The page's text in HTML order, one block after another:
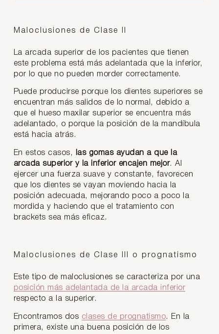
Maloclusiones de Clase II
La arcada superior de los pacientes que tienen
este problema está más adelantada que la inferior,
por lo que no pueden morder correctamente.
Puede producirse porque los dientes superiores se
encuentran más salidos de lo normal, debido a
que el hueso maxilar superior se encuentra más
adelantado, o porque la posición de la mandíbula
está hacia atrás.
En estos casos,
las gomas ayudan a que la
arcada superior y la inferior encajen mejor. Al
ejercer una fuerza suave y constante, favorecen
que los dientes se vayan moviendo hacia la
posición adecuada, mejorando poco a poco la
mordida y haciendo que el tratamiento con
brackets sea más eficaz.
Maloclusiones de Clase III o prognatismo
Este tipo de maloclusiones se caracteriza por una
posición más adelantada de la arcada inferior
respecto a la superior.
Encontramos dos clases de prognatismo. En la
primera, existe una buena posición de los